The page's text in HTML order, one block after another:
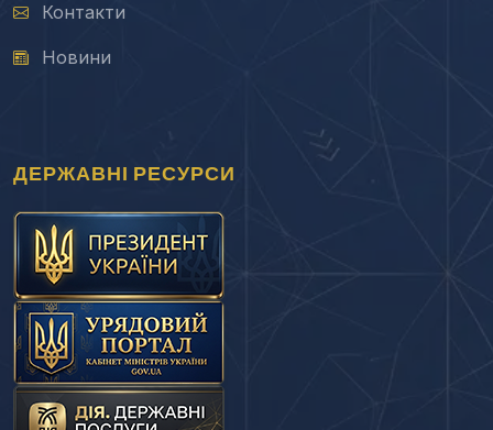
Контакти
Новини
ДЕРЖАВНІ РЕСУРСИ